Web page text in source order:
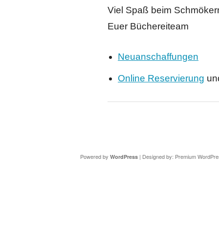
Viel Spaß beim
Euer Büchereiteam
Neuanschaffungen
Online Reservierung
Powered by WordPress| Designed by: Premium